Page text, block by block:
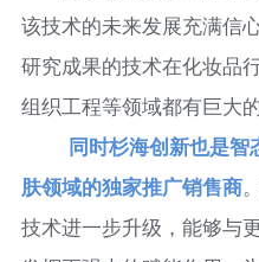
该技术的未来发展充满信
研究成果的技术在化妆品
组织工程等领域都有巨大
同时杉海创新也是
肤领域的独家推广销售商
技术进一步升级，能够与